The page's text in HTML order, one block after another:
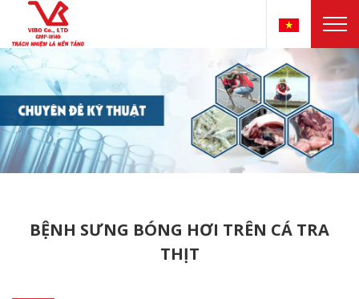
BỆNH SƯNG BÓNG HƠI TRÊN CÁ TRA
THỊT